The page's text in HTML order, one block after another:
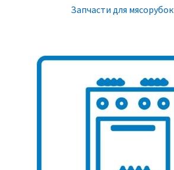
Запчасти для мясорубок